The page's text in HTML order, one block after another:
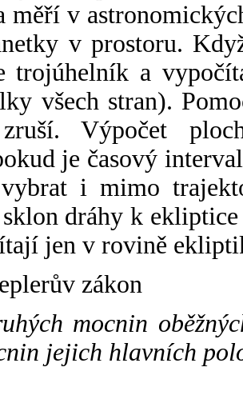
měří v
v prostoru.
trojúhelník a
všech stran).
Výpočet
je časový
i mimo
dráhy k
jen v rovině
zákon
mocnin
jejich hlavních